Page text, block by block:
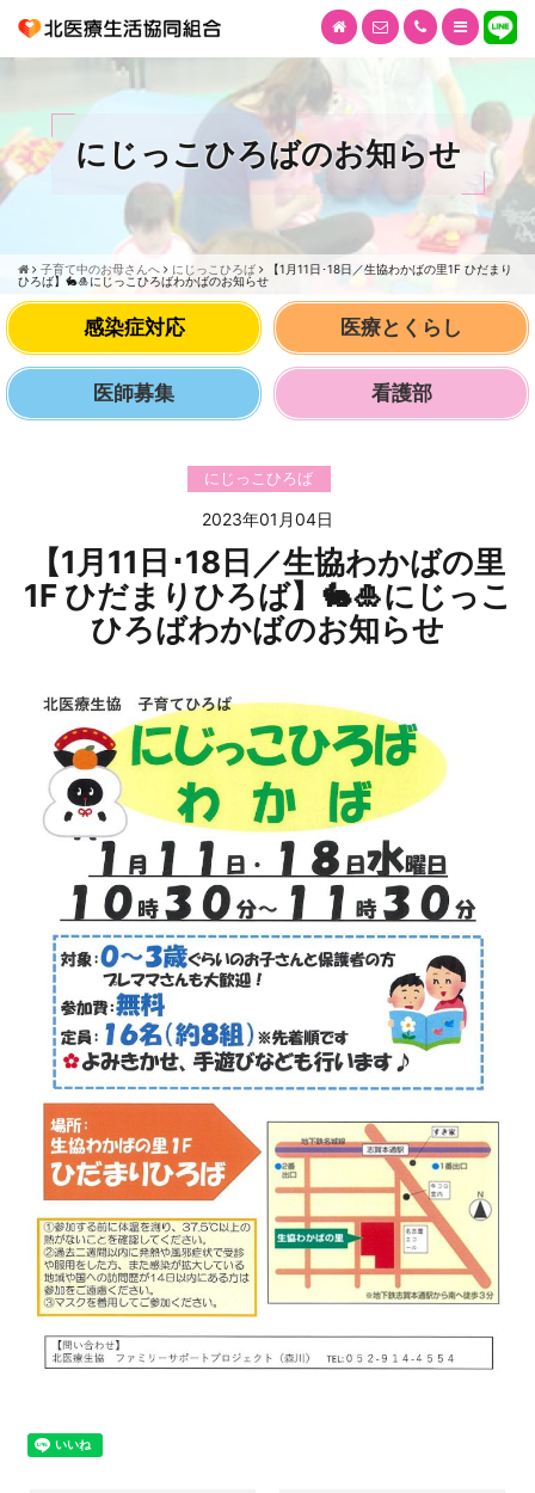
にじっこひろばのお知らせ
子育て中のお母さんへ にじっこひろば
【1月11日･18日／生協わかばの里1F ひだまり
ひろば】🐇🎍にじっこひろばわかばのお知らせ
感染症対応 医療とくらし
医師募集 看護部
にじっこひろば
2023年01月04日
【1月11日･18日／生協わかばの里
1F ひだまりひろば】🐇🎍にじっこ
ひろばわかばのお知らせ